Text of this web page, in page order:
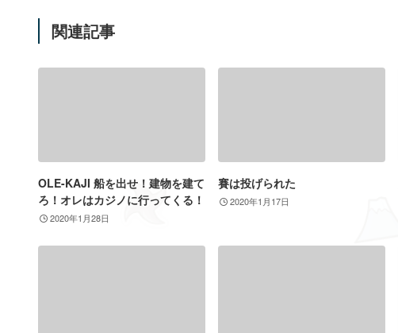
関連記事
OLE-KAJI 船を出せ！建物を建て
ろ！オレはカジノに行ってくる！
2020年1月28日
賽は投げられた
2020年1月17日